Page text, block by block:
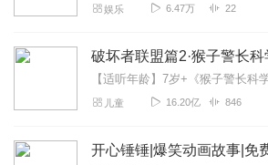
娱乐 6.47万 22
儿童 16.20亿 846
开心锤锤|爆笑动画故事|免